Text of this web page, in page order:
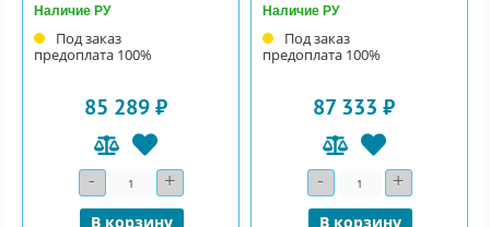
Наличие РУ
Под заказ
предоплата 100%
85 289 ₽
- Количество+
В корзину
Наличие РУ
Под заказ
предоплата 100%
87 333 ₽
- Количество+
В корзину